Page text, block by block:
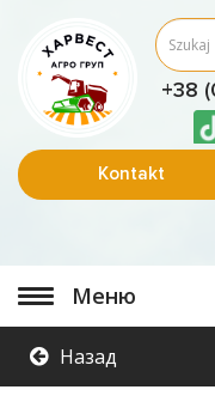
+38
Kontakt
Меню
Назад